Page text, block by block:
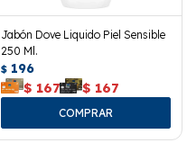
Jabón Dove Liquido Piel Sensible
250 Ml.
$ 196
$ 167 $ 167